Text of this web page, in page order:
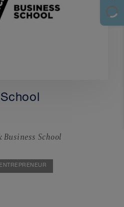
School
ENTREPRENEUR